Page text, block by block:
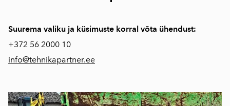
Suurema valiku ja küsimuste korral võta ühendust:
+372 56 2000 10
info@tehnikapartner.ee